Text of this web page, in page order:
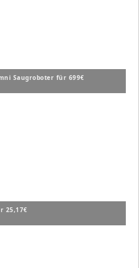
Saugroboter für 699€
25,17€